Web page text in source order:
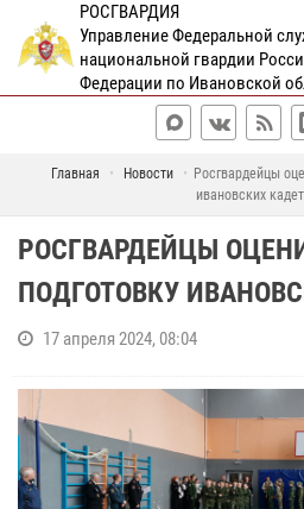
РОСГВАРДИЯ
Управление Федеральной
национальной гвардии
Федерации по Ивановской
Главная Новости
Росгвардейцы
ивановских
РОСГВАРДЕЙЦЫ
ПОДГОТОВКУ
17 апреля 2024, 08:04